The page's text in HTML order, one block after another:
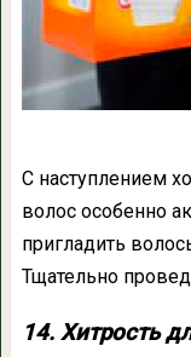
С наступлением
волос особенно
пригладить
Тщательно
14. Хитрость